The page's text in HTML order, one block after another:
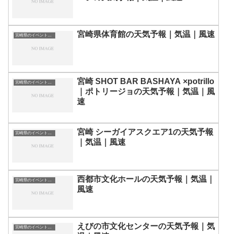
宮崎県のイベント会場一覧 宮崎県体育館の天気予報｜気温｜風速
宮崎県のイベント会場一覧
宮崎 SHOT BAR BASHAYA ×potrillo
｜ポトリージョの天気予報｜気温｜風
速
宮崎県のイベント会場一覧
宮崎 シーガイアスクエア1の天気予報
｜気温｜風速
西都市文化ホールの天気予報｜気温｜
風速
えびの市文化センターの天気予報｜気